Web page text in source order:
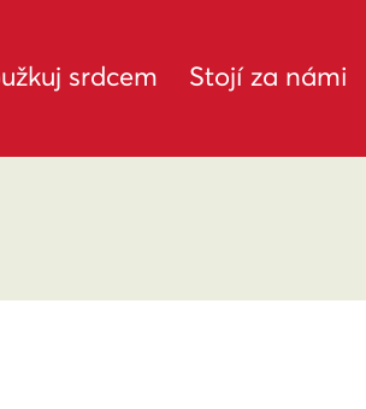
srdcem Stojí za námi